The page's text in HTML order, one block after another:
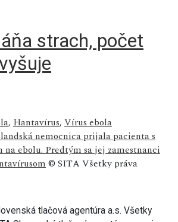
strach, počet
, Hantavírus, Vírus ebola
nemocnica prijala pacienta s
ebolu. Predtým sa jej zamestnanci
© SITA Všetky práva
tlačová agentúra a.s. Všetky